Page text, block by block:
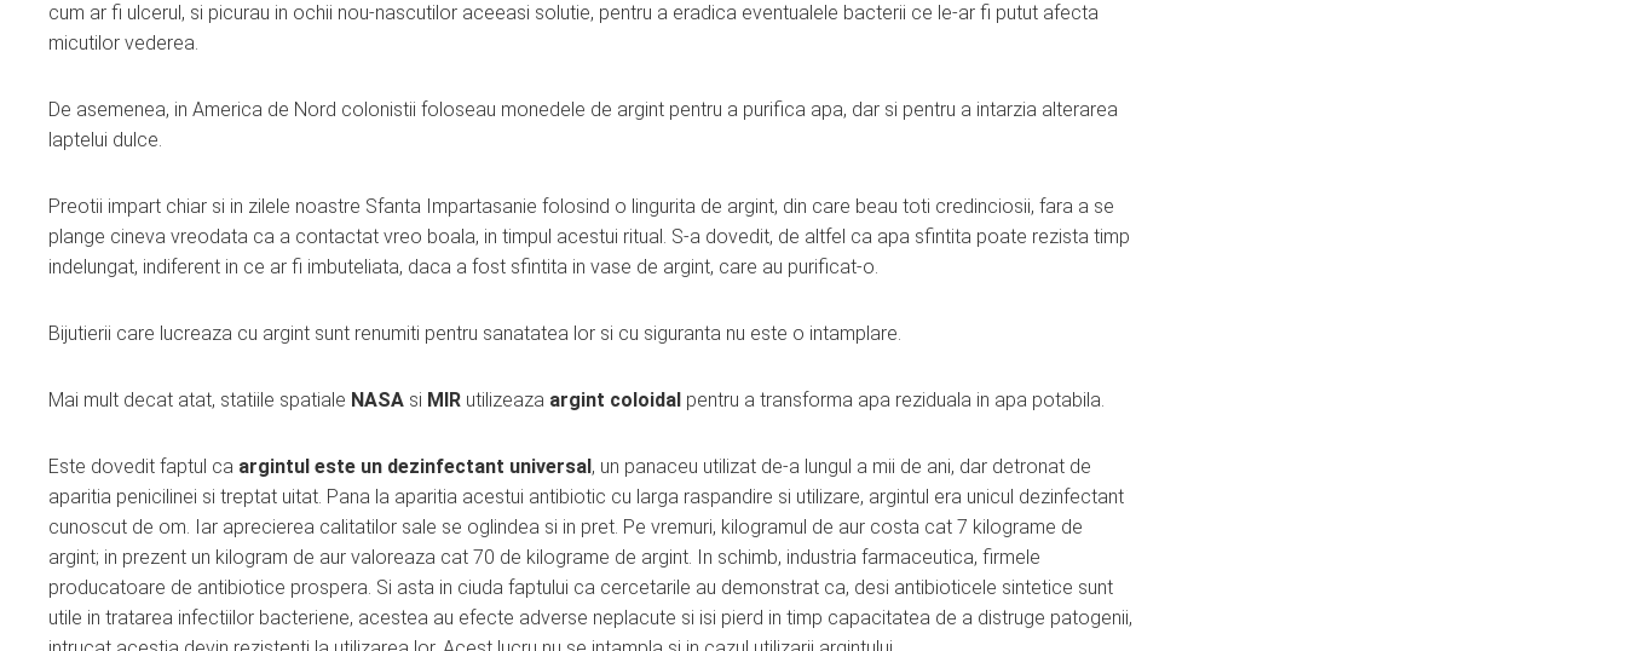
cum ar fi ulcerul, si picurau in ochii nou-nascutilor aceeasi solutie, pentru a eradica eventualele bacterii ce le-ar fi putut afecta
micutilor vederea.
De asemenea, in America de Nord colonistii foloseau monedele de argint pentru a purifica apa, dar si pentru a intarzia alterarea
laptelui dulce.
Preotii impart chiar si in zilele noastre Sfanta Impartasanie folosind o lingurita de argint, din care beau toti credinciosii, fara a se
plange cineva vreodata ca a contactat vreo boala, in timpul acestui ritual. S-a dovedit, de altfel ca apa sfintita poate rezista timp
indelungat, indiferent in ce ar fi imbuteliata, daca a fost sfintita in vase de argint, care au purificat-o.
Bijutierii care lucreaza cu argint sunt renumiti pentru sanatatea lor si cu siguranta nu este o intamplare.
Mai mult decat atat, statiile spatiale NASA si MIR utilizeaza argint coloidal pentru a transforma apa reziduala in apa potabila.
Este dovedit faptul ca argintul este un dezinfectant universal, un panaceu utilizat de-a lungul a mii de ani, dar detronat de
aparitia penicilinei si treptat uitat. Pana la aparitia acestui antibiotic cu larga raspandire si utilizare, argintul era unicul dezinfectant
cunoscut de om. Iar aprecierea calitatilor sale se oglindea si in pret. Pe vremuri, kilogramul de aur costa cat 7 kilograme de
argint; in prezent un kilogram de aur valoreaza cat 70 de kilograme de argint. In schimb, industria farmaceutica, firmele
producatoare de antibiotice prospera. Si asta in ciuda faptului ca cercetarile au demonstrat ca, desi antibioticele sintetice sunt
utile in tratarea infectiilor bacteriene, acestea au efecte adverse neplacute si isi pierd in timp capacitatea de a distruge patogenii,